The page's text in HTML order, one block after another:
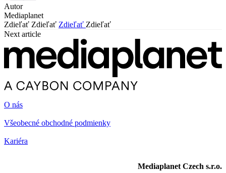
Autor
Mediaplanet
Zdieľať Zdieľať Zdieľať Zdieľať
Next article
O nás
Všeobecné obchodné podmienky
Kariéra
Mediaplanet Czech s.r.o.